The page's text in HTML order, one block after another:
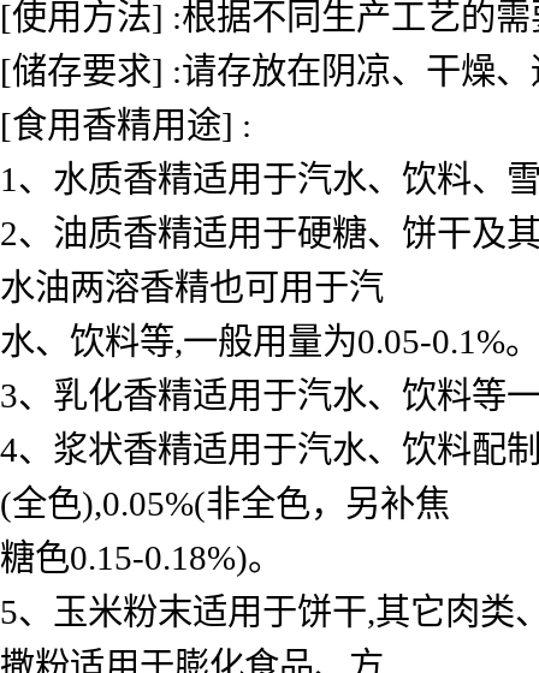
[使用方法] :根据不同生产工艺的
[储存要求] :请存放在阴凉、干燥
[食用香精用途] :
1、水质香精适用于汽水、饮料、
2、油质香精适用于硬糖、饼干及
水油两溶香精也可用于汽
水、饮料等,一般用量为0.05-0.1%。
3、乳化香精适用于汽水、饮料等
4、浆状香精适用于汽水、饮料配
(全色),0.05%(非全色，另补焦
糖色0.15-0.18%)。
5、玉米粉末适用于饼干,其它肉类